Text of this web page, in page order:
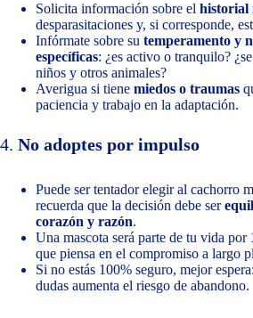
Solicita información sobre el historial
desparasitaciones y, si corresponde,
Infórmate sobre su temperamento y
específicas: ¿es activo o tranquilo?
niños y otros animales?
Averigua si tiene miedos o traumas
paciencia y trabajo en la adaptación.
4. No adoptes por impulso
Puede ser tentador elegir al cachorro
recuerda que la decisión debe ser
corazón y razón.
Una mascota será parte de tu vida por
que piensa en el compromiso a largo
Si no estás 100% seguro, mejor
dudas aumenta el riesgo de abandono.